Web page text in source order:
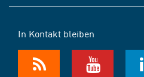
In Kontakt bleiben